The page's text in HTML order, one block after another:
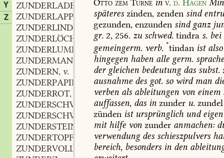
Y
Z
ZUNDERLADE
ZUNDERLAPPEN
m.
ZUNDERLINDE
ZUNDERLÖCHERPILZ ,m.
ZUNDERLUMPEN
ZUNDERMANN
ZUNDERN, v.
ZUNDERPAPIER
ZUNDERROT,
ZUNDERSCHWAMM,m.
ZUNDERSCHWARZ,adj.
ZUNDERSTEIN
ZUNDERTOPF
ZUNDERVOLL
Otto zem Turne in v. d. Hagen
späteres zinden, zenden sind
gezunden, enzunden sindganz
gr. 2, 256. zu schwed. tindra s. bei
gemeingerm. verb. *tindan istalso
hingegen haben alle germ.
dergleichen bedeutungdas subst.
ausnahme des got. sowirdman
verben als ableitungen von einem
auffassen, das in zunder u. zundel
zünden istursprünglich und
mithilfe von zunder anmachen:
verwendungdes schieszpulvers
bereich, besonders in den